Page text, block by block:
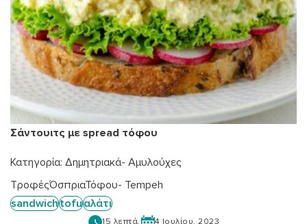
Σάντουιτς με spread τόφου
Κατηγορία: Δημητριακά- Αμυλούχες
ΤροφέςΌσπριαΤόφου- Tempeh
sandwichtofuαλάτι
15 λεπτά. 4 Ιουλίου, 2023